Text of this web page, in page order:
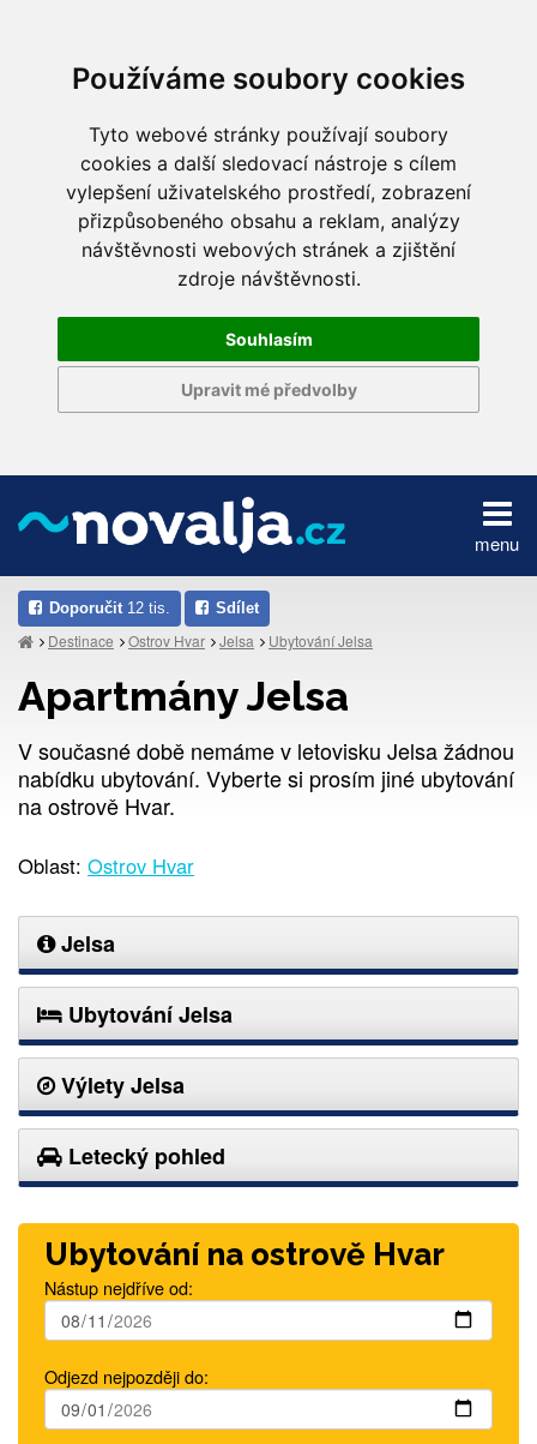
Používáme soubory cookies
Tyto webové stránky používají soubory
cookies a další sledovací nástroje s cílem
vylepšení uživatelského prostředí, zobrazení
přizpůsobeného obsahu a reklam, analýzy
návštěvnosti webových stránek a zjištění
zdroje návštěvnosti.
Souhlasím
Upravit mé předvolby
menu
Doporučit 12 tis. Sdílet
Destinace Ostrov Hvar Jelsa Ubytování Jelsa
Apartmány Jelsa
V současné době nemáme v letovisku Jelsa žádnou
nabídku ubytování. Vyberte si prosím jiné ubytování
na ostrově Hvar.
Oblast: Ostrov Hvar
Jelsa
Ubytování Jelsa
Výlety Jelsa
Letecký pohled
Ubytování na ostrově Hvar
Nástup nejdříve od:
Odjezd nejpozději do: